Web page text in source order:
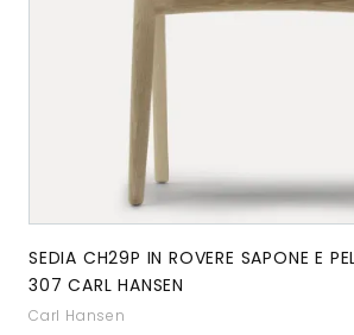
SEDIA CH29P IN ROVERE SAPONE E
307 CARL HANSEN
Carl Hansen